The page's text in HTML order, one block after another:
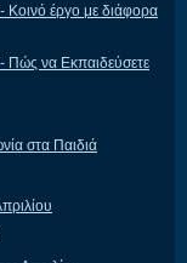
έργο με διάφορα
να Εκπαιδεύσετε
στα Παιδιά